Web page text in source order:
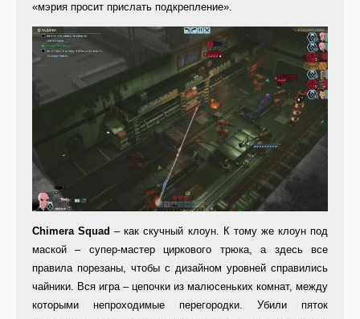
«мэрия просит прислать подкрепление».
Chimera Squad – как скучный клоун. К тому же клоун под
маской – супер-мастер циркового трюка, а здесь все
правила порезаны, чтобы с дизайном уровней справились
чайники. Вся игра – цепочки из малюсеньких комнат, между
которыми непроходимые перегородки. Убили пяток